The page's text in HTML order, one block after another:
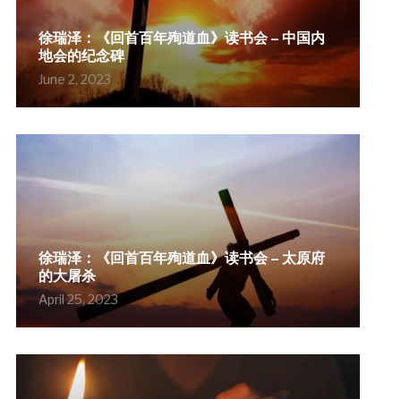
徐瑞泽：《回首百年殉道血》读书会 – 中国内
地会的纪念碑
June 2, 2023
徐瑞泽：《回首百年殉道血》读书会 – 太原府
的大屠杀
April 25, 2023